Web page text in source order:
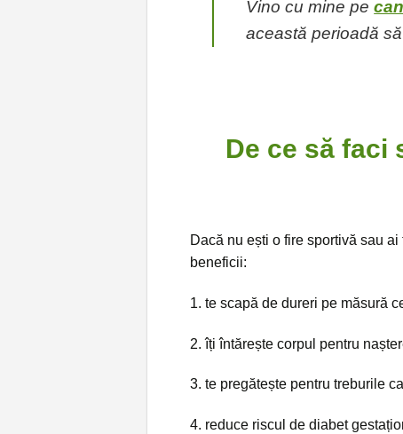
Vino cu mine pe
această perioadă
De ce să faci
Dacă nu ești o fire sportivă sau
beneficii:
1. te scapă de dureri pe măsură
2. îți întărește corpul pentru
3. te pregătește pentru treburile
4. reduce riscul de diabet